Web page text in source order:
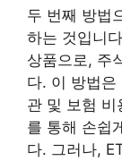
두 번째 방법
하는 것입니
상품으로, 주
다. 이 방법은
관 및 보험 비
를 통해 손쉽
다. 그러나,